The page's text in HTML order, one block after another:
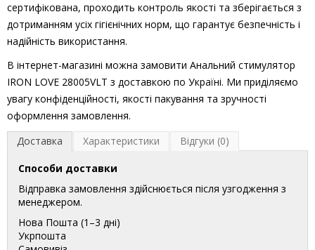
сертифікована, проходить контроль якості та зберігається з
дотриманням усіх гігієнічних норм, що гарантує безпечність і
надійність використання.
В інтернет-магазині можна замовити Анальний стимулятор
IRON LOVE 28005VLT з доставкою по Україні. Ми приділяємо
увагу конфіденційності, якості пакування та зручності
оформлення замовлення.
Доставка
Характеристики Відгуки (0)
Способи доставки
Відправка замовлення здійснюється після узгодження з
менеджером.
Нова Пошта (1–3 дні)
Укрпошта